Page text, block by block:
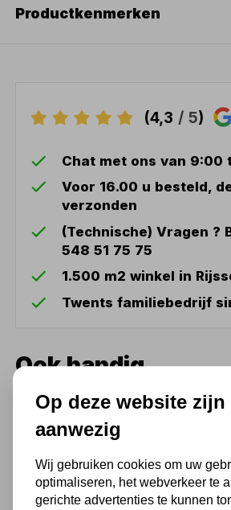
Productkenmerken
(4,3 / 5)
Chat met ons van 9:00
Voor 16.00 u besteld,
verzonden
(Technische) Vragen ?
548 51 75 75
1.500 m2 winkel in
Twents familiebedrijf
Ook handig
Makita
Reciprozaag in
160,63
132,75 excl. BTW
Op deze website
aanwezig
Wij gebruiken cookies om uw
optimaliseren, het webverkeer te
gerichte advertenties te kunnen